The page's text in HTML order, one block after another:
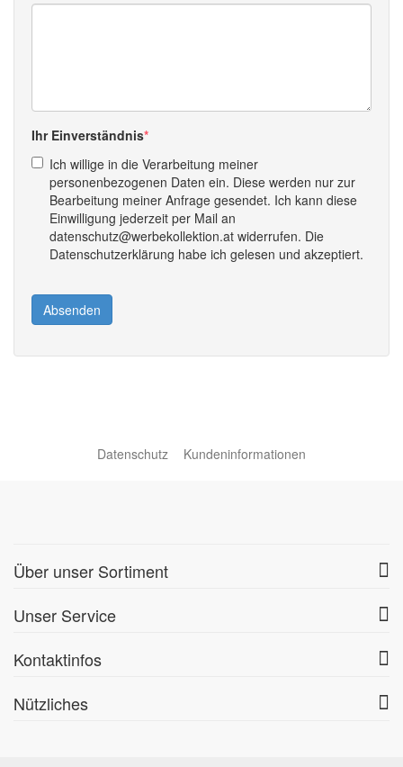
Ihr Einverständnis
Ich willige in die Verarbeitung meiner
personenbezogenen Daten ein. Diese werden nur zur
Bearbeitung meiner Anfrage gesendet. Ich kann diese
Einwilligung jederzeit per Mail an
datenschutz@werbekollektion.at widerrufen. Die
Datenschutzerklärung habe ich gelesen und akzeptiert.
Absenden
Datenschutz Kundeninformationen
Über unser Sortiment
Unser Service
Kontaktinfos
Nützliches